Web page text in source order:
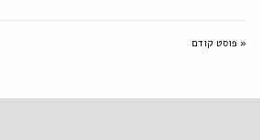
« פוסט קודם